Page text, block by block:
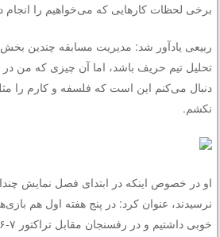
برخی لحظات کارهایی که می‌خواهیم را انجام
ربیعی یادآور شد: مدیریت مسابقه چندین
تحلیل تیم حریف باشد، اما آن چیزی که من
دنبال می‌کنم این است که فلسفه و کارم را
نکشم.
او در خصوص اینکه در ابتدای فصل نمایش
نرسیدند، عنوان کرد: در پنج هفته اول هم